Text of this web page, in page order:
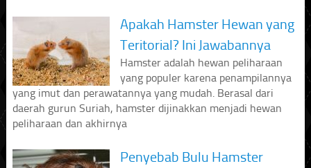
Apakah Hamster Hewan yang
Teritorial? Ini Jawabannya
Hamster adalah hewan peliharaan
yang populer karena penampilannya
yang imut dan perawatannya yang mudah. Berasal dari
daerah gurun Suriah, hamster dijinakkan menjadi hewan
peliharaan dan akhirnya
Penyebab Bulu Hamster